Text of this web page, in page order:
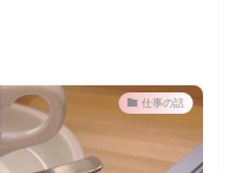
仕事の話